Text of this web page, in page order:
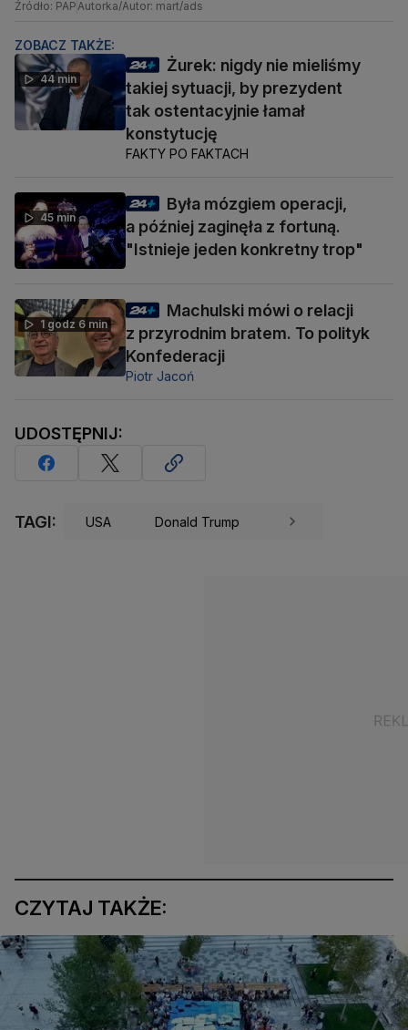
Źródło: PAP Autorka/Autor: mart/ads
ZOBACZ TAKŻE:
44 min
Żurek: nigdy nie mieliśmy
takiej sytuacji, by prezydent
tak ostentacyjnie łamał
konstytucję
FAKTY PO FAKTACH
45 min
Była mózgiem operacji,
a później zaginęła z fortuną.
"Istnieje jeden konkretny trop"
1 godz 6 min
Machulski mówi o relacji
z przyrodnim bratem. To polityk
Konfederacji
Piotr Jacoń
UDOSTĘPNIJ:
TAGI: USA Donald Trump
CZYTAJ TAKŻE: